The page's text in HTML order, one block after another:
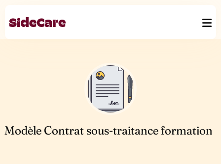
Modèle Contrat sous-traitance formation